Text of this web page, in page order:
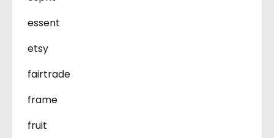
essent
etsy
fairtrade
frame
fruit